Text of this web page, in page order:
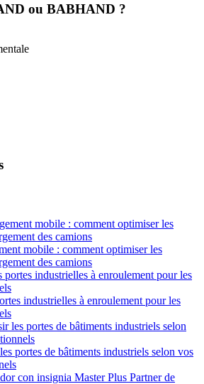
ou BABHAND ?
mobile : comment optimiser les
des camions
industrielles à enroulement pour les
portes de bâtiments industriels selon vos